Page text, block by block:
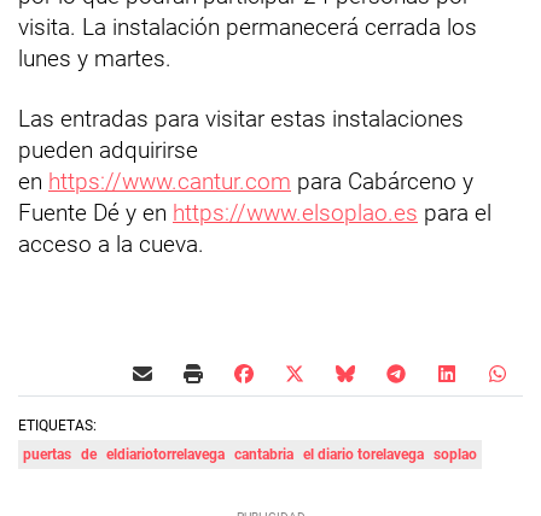
visita. La instalación permanecerá cerrada los
lunes y martes.
Las entradas para visitar estas instalaciones
pueden adquirirse
en https://www.cantur.com para Cabárceno y
Fuente Dé y en https://www.elsoplao.es para el
acceso a la cueva.
ETIQUETAS:
puertas de eldiariotorrelavega cantabria el diario torelavega soplao